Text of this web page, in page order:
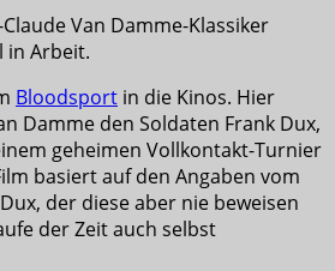
Claude Van Damme-Klassiker
in Arbeit.
Bloodsport in die Kinos. Hier
Damme den Soldaten Frank Dux,
geheimen Vollkontakt-Turnier
basiert auf den Angaben vom
der diese aber nie beweisen
der Zeit auch selbst